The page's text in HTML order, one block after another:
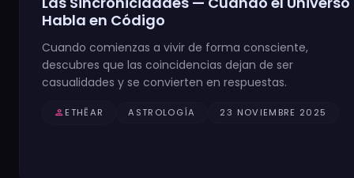
Habla en Código
Cuando comienzas a vivir de forma consciente,
descubres que las coincidencias dejan de ser
casualidades y se convierten en respuestas.
personETHĒAR ASTROLOGÍA 23 NOVIEMBRE 2025